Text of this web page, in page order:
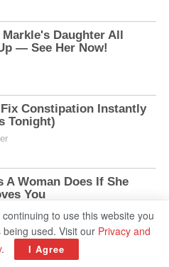
to use this website you
used. Visit our Privacy and
. I Agree